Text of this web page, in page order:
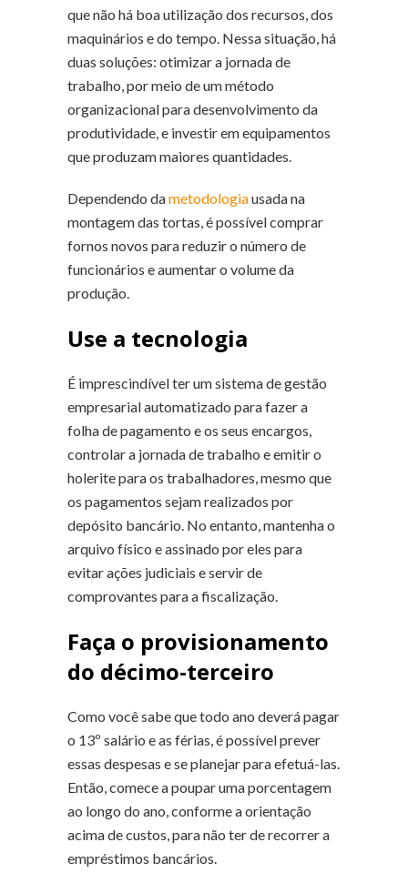
que não há boa utilização dos recursos, dos
maquinários e do tempo. Nessa situação, há
duas soluções: otimizar a jornada de
trabalho, por meio de um método
organizacional para desenvolvimento da
produtividade, e investir em equipamentos
que produzam maiores quantidades.
Dependendo dametodologiausada na
montagem das tortas, é possível comprar
fornos novos para reduzir o número de
funcionários e aumentar o volume da
produção.
Use a tecnologia
É imprescindível ter um sistema de gestão
empresarial automatizado para fazer a
folha de pagamento e os seus encargos,
controlar a jornada de trabalho e emitir o
holerite para os trabalhadores, mesmo que
os pagamentos sejam realizados por
depósito bancário. No entanto, mantenha o
arquivo físico e assinado por eles para
evitar ações judiciais e servir de
comprovantes para a fiscalização.
Faça o provisionamento
do décimo-terceiro
Como você sabe que todo ano deverá pagar
o 13º salário e as férias, é possível prever
essas despesas e se planejar para efetuá-las.
Então, comece a poupar uma porcentagem
ao longo do ano, conforme a orientação
acima de custos, para não ter de recorrer a
empréstimos bancários.